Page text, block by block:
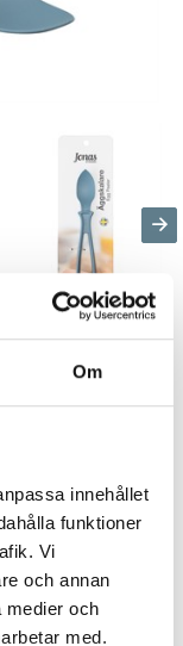
Om
innehållet
funktioner
Vi
och annan
medier och
med.
fäger)
snabbt och lätt.
ägget med en enkel